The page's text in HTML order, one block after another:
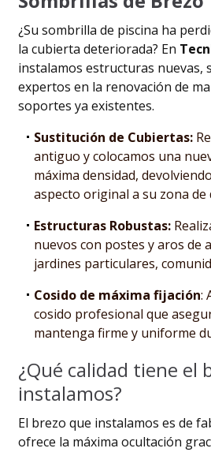
¿Su sombrilla de piscina ha
la cubierta deteriorada? En
instalamos estructuras nuevas,
expertos en la renovación de
soportes ya existentes.
Sustitución de Cubiertas:
antiguo y colocamos una
máxima densidad,
aspecto original a su zona de
Estructuras Robustas:
nuevos con postes y aros de
jardines particulares,
Cosido de máxima fijación:
cosido profesional que
mantenga firme y uniforme
¿Qué calidad tiene el
instalamos?
El brezo que instalamos es de
ofrece la máxima ocultación